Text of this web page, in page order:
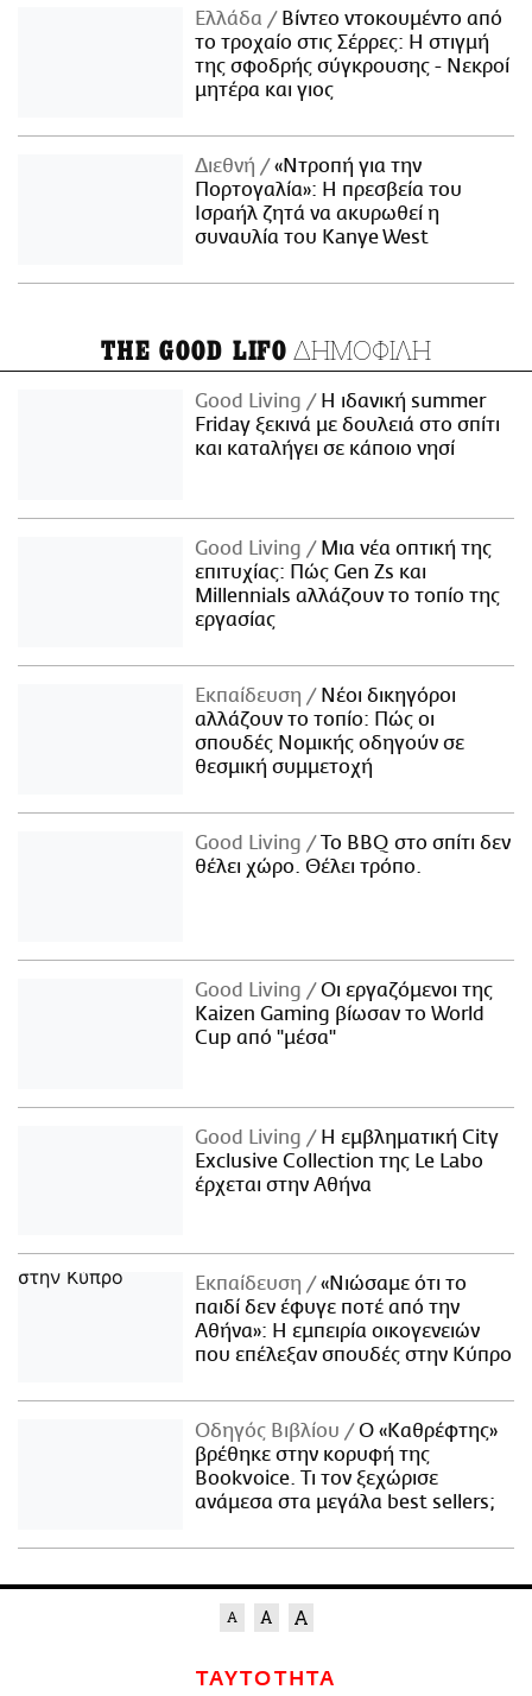
Ελλάδα
Βίντεο ντοκουμέντο από
το τροχαίο στις Σέρρες: Η στιγμή
της σφοδρής σύγκρουσης - Νεκροί
μητέρα και γιος
Διεθνή
«Ντροπή για την
Πορτογαλία»: Η πρεσβεία του
Ισραήλ ζητά να ακυρωθεί η
συναυλία του Kanye West
THE GOOD LIFO ΔΗΜΟΦΙΛΗ
Good Living
Η ιδανική summer
Friday ξεκινά με δουλειά στο σπίτι
και καταλήγει σε κάποιο νησί
Good Living
Μια νέα οπτική της
επιτυχίας: Πώς Gen Zs και
Millennials αλλάζουν το τοπίο της
εργασίας
Εκπαίδευση
Νέοι δικηγόροι
αλλάζουν το τοπίο: Πώς οι
σπουδές Νομικής οδηγούν σε
θεσμική συμμετοχή
Good Living
Το BBQ στο σπίτι δεν
θέλει χώρο. Θέλει τρόπο.
Good Living
Οι εργαζόμενοι της
Kaizen Gaming βίωσαν το World
Cup από "μέσα"
Good Living
Η εμβληματική City
Exclusive Collection της Le Labo
έρχεται στην Αθήνα
Εκπαίδευση
«Νιώσαμε ότι το
παιδί δεν έφυγε ποτέ από την
Αθήνα»: Η εμπειρία οικογενειών
που επέλεξαν σπουδές στην Κύπρο
Οδηγός Βιβλίου
Ο «Καθρέφτης»
βρέθηκε στην κορυφή της
Bookvoice. Τι τον ξεχώρισε
ανάμεσα στα μεγάλα best sellers;
ΤΑΥΤΟΤΗΤΑ